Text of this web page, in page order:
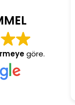
göre.